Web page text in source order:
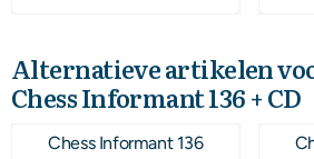
Alternatieve artikelen
Chess Informant 136 + CD
Chess Informant 136